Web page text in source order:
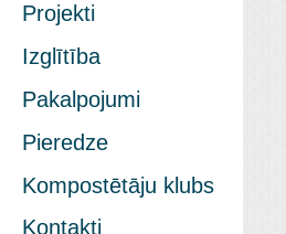
Projekti
Izglītība
Pakalpojumi
Pieredze
Kompostētāju klubs
Kontakti